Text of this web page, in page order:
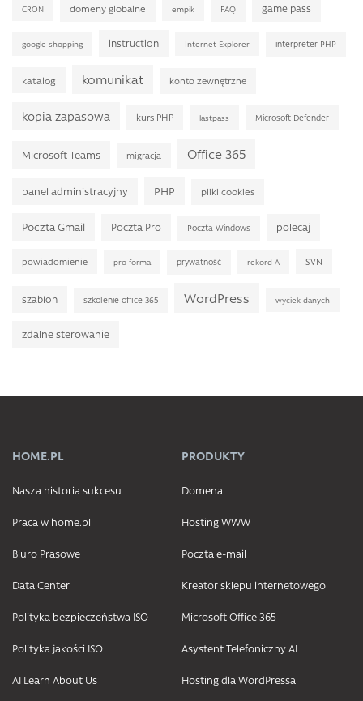
CRON domeny globalne empik FAQ game pass
google shopping instruction Internet Explorer interpreter PHP
katalog komunikat konto zewnętrzne
kopia zapasowa kurs PHP lastpass Microsoft Defender
Microsoft Teams migracja Office 365
panel administracyjny PHP pliki cookies
Poczta Gmail Poczta Pro Poczta Windows polecaj
powiadomienie pro forma prywatność rekord A SVN
szablon szkolenie office 365 WordPress wyciek danych
zdalne sterowanie
HOME.PL
Nasza historia sukcesu
Praca w home.pl
Biuro Prasowe
Data Center
Polityka bezpieczeństwa ISO
Polityka jakości ISO
AI Learn About Us
PRODUKTY
Domena
Hosting WWW
Poczta e-mail
Kreator sklepu internetowego
Microsoft Office 365
Asystent Telefoniczny AI
Hosting dla WordPressa